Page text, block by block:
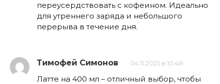
переусердствовать с кофеином. Идеально
для утреннего заряда и небольшого
перерыва в течение дня.
Тимофей Симонов 04.11.2025 в 10:48
Латте на 400 мл – отличный выбор, чтобы